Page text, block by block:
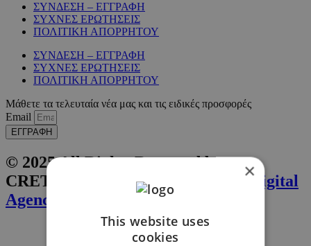
ΣΥΝΔΕΣΗ – ΕΓΓΡΑΦΗ
ΣΥΧΝΕΣ ΕΡΩΤΗΣΕΙΣ
ΠΟΛΙΤΙΚΗ ΑΠΟΡΡΗΤΟΥ
ΣΥΝΔΕΣΗ – ΕΓΓΡΑΦΗ
ΣΥΧΝΕΣ ΕΡΩΤΗΣΕΙΣ
ΠΟΛΙΤΙΚΗ ΑΠΟΡΡΗΤΟΥ
Μάθετε τα τελευταία νέα μας και τις ειδικές προσφορές
Email
ΕΓΓΡΑΦΗ
© 2025 All Rights Reserved by
CRETING. Website by
Inglelandi Digital
Agency
×
This website uses
cookies